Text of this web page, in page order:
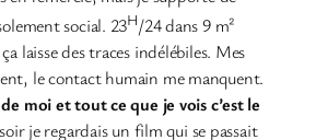
social. 23H/24 dans 9 m²
laisse des traces indélébiles. Mes
le contact humain me manquent.
moi et tout ce que je vois c’est le
je regardais un film qui se passait